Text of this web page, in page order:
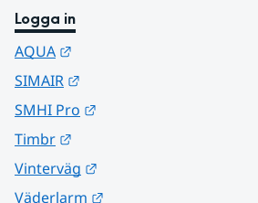
Logga in
AQUA
SIMAIR
SMHI Pro
Timbr
Vinterväg
Väderlarm